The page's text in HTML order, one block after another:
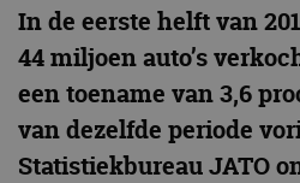
In de eerste helft van
44 miljoen auto’s
een toename van 3,6
van dezelfde periode
Statistiekbureau JATO